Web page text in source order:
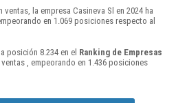
ventas, la empresa Casineva Sl en 2024 ha
en 1.069 posiciones respecto al
posición 8.234 en el Ranking de Empresas
, empeorando en 1.436 posiciones